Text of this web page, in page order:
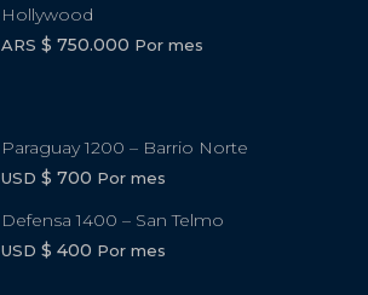
Hollywood
ARS $ 750.000 Por mes
Paraguay 1200 – Barrio Norte
USD $ 700 Por mes
Defensa 1400 – San Telmo
USD $ 400 Por mes